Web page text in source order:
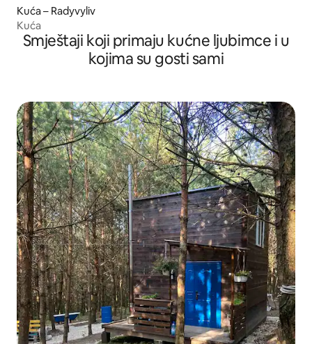
Kuća – Radyvyliv
Kuća
Smještaji koji primaju kućne ljubimce i u
kojima su gosti sami